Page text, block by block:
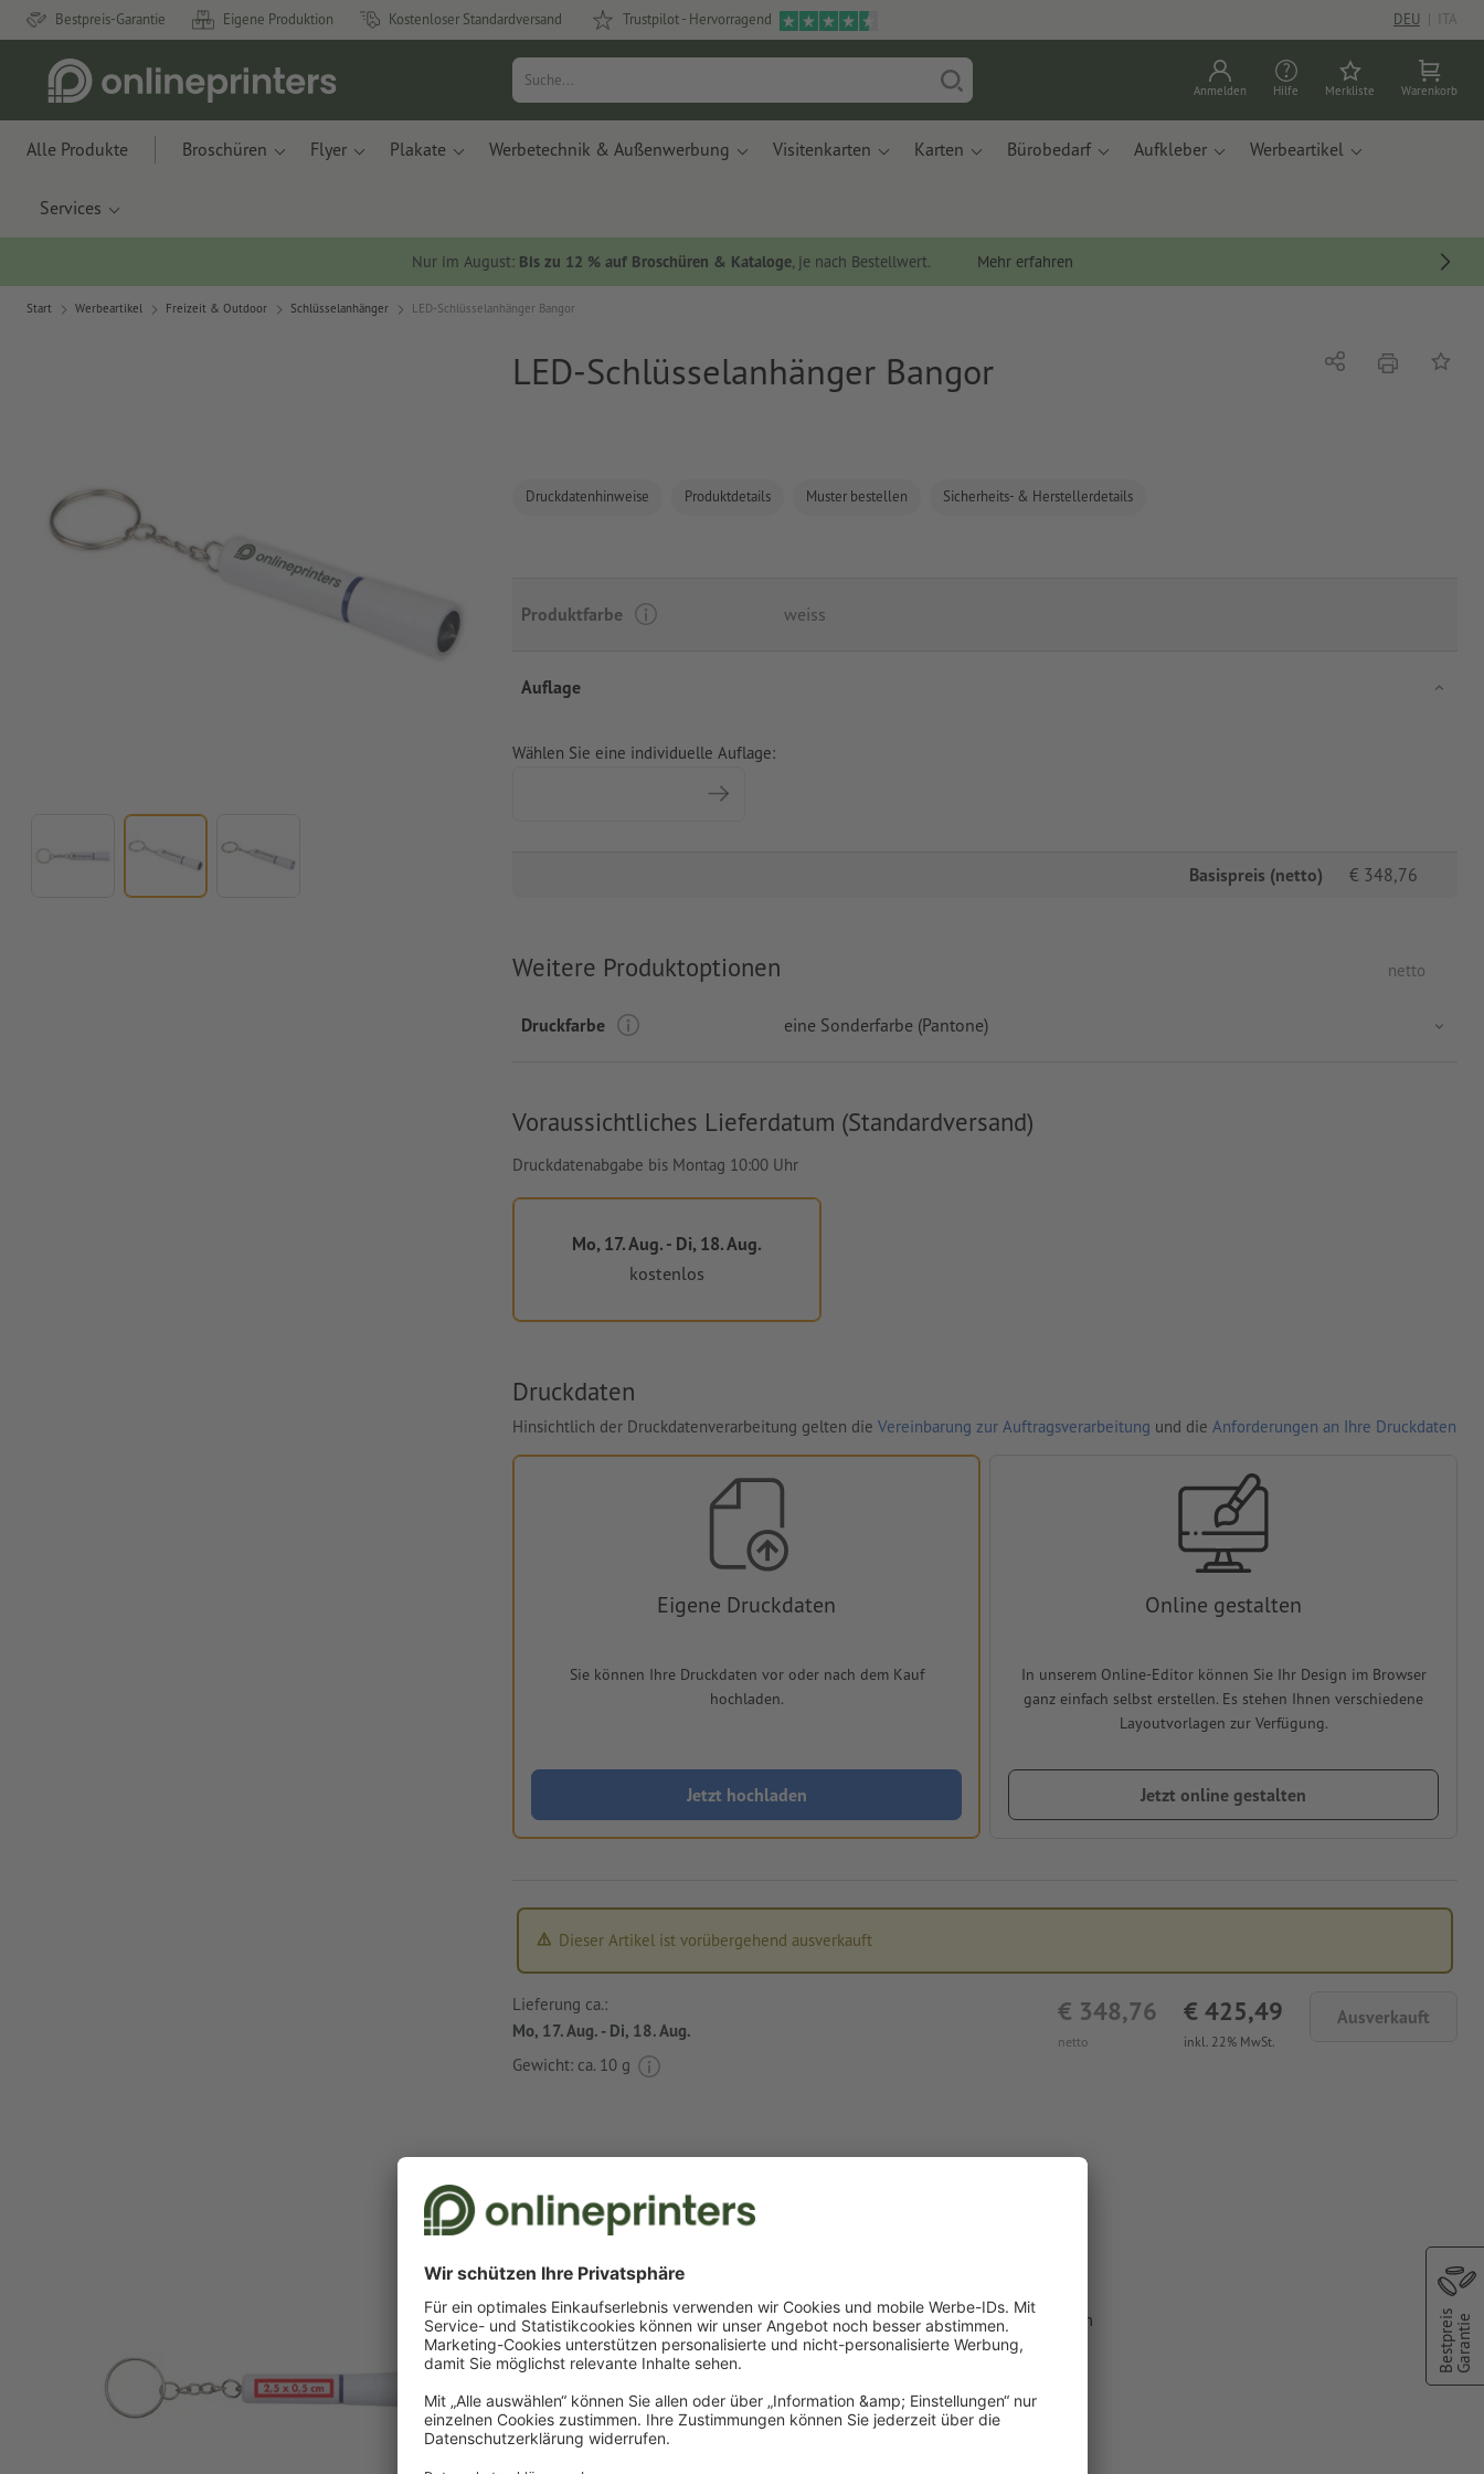
Bestpreis-Garantie Eigene Produktion Kostenloser Standardversand Trustpilot - Hervorragend DEU | ITA
Anmelden Hilfe Merkliste Warenkorb
Alle Produkte Broschüren Flyer Plakate Werbetechnik & Außenwerbung Visitenkarten Karten Bürobedarf Aufkleber Werbeartikel
Services
Nur im August: Bis zu 12 % auf Broschüren & Kataloge, je nach Bestellwert. Mehr erfahren
Start Werbeartikel Freizeit & Outdoor Schlüsselanhänger LED-Schlüsselanhänger Bangor
LED-Schlüsselanhänger Bangor
Druckdatenhinweise Produktdetails Muster bestellen Sicherheits- & Herstellerdetails
Teilen DruckenAuf
Produktfarbe weiss
Auflage
Wählen Sie eine individuelle Auflage:
Basispreis (netto) € 348,76
Weitere Produktoptionen netto
Druckfarbe eine Sonderfarbe (Pantone)
Voraussichtliches Lieferdatum (Standardversand)
Druckdatenabgabe bis Montag 10:00 Uhr
Mo, 17. Aug. - Di, 18. Aug.
kostenlos
Druckdaten
Hinsichtlich der Druckdatenverarbeitung gelten die Vereinbarung zur Auftragsverarbeitung und die Anforderungen an Ihre Druckdaten
Eigene Druckdaten
Sie können Ihre Druckdaten vor oder nach dem Kauf
hochladen.
Jetzt hochladen
Online gestalten
In unserem Online-Editor können Sie Ihr Design im Browser
ganz einfach selbst erstellen. Es stehen Ihnen verschiedene
Layoutvorlagen zur Verfügung.
Jetzt online gestalten
Dieser Artikel ist vorübergehend ausverkauft
netto
€ 348,76
inkl. 22% MwSt.
€ 425,49 Ausverkauft
Lieferung ca.:
Mo, 17. Aug. - Di, 18. Aug.
Gewicht: ca. 10 g
Druckdatenhinweise LED-Schlüsselanhänger Bangor
Als Motivfarben sind eine bzw. zwei
Benennen Sie die Farbfelder mit der entsprechenden Zielfarbe aus dem
Pantone FORMULA GUIDE Solid Coated (z.B. "Pantone 286 C").
Gold (Pantone 871 C) und Silber (Pantone 877 C) sind als Druckfarben
BestpreisGarantie